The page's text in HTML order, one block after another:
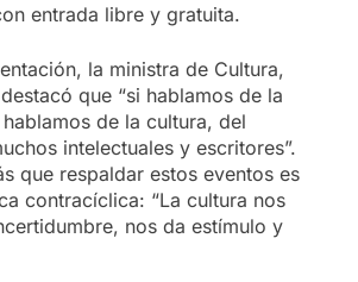
entrada libre y gratuita.
la ministra de Cultura,
que “si hablamos de la
de la cultura, del
intelectuales y escritores”.
que respaldar estos eventos es
contracíclica: “La cultura nos
nos da estímulo y